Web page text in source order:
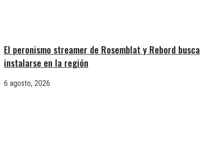
El peronismo streamer de Rosemblat y Rebord busca
instalarse en la región
6 agosto, 2026